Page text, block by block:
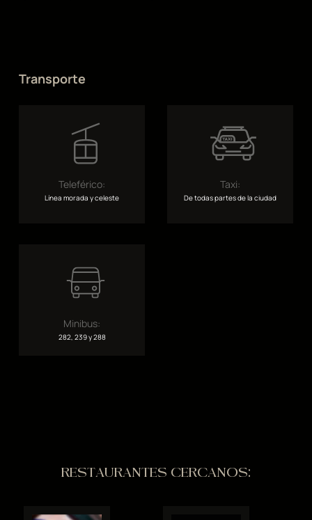
Transporte
Teleférico:
Línea morada y celeste
Taxi:
De todas partes de la ciudad
Minibus:
282, 239 y 288
RESTAURANTES CERCANOS: